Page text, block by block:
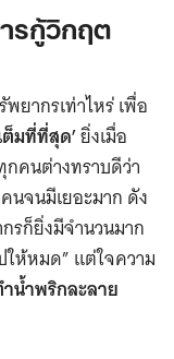
รกู้วิกฤต
ยากรเท่าไหร่ เพื่อ
ต็มที่ที่สุด’ยิ่งเมื่อ
คนต่างทราบดีว่า
นจนมีเยอะมาก ดัง
รก็ยิ่งมีจำนวนมาก
ให้หมด” แต่ใจความ
น้ำพริกละลาย